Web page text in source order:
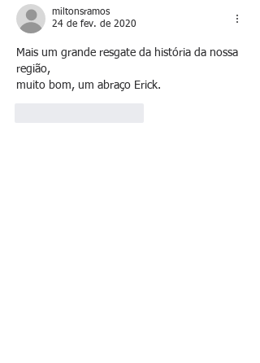
milhões
miltonsramos
24 de fev. de 2020
Mais um grande resgate da história da nossa
região,
muito bom, um abraço Erick.